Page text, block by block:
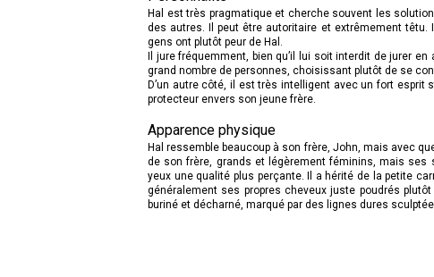
Hal est très pragmatique et cherche souvent les
des autres. Il peut être autoritaire et extrêmement
gens ont plutôt peur de Hal.
Il jure fréquemment, bien qu’il lui soit interdit de jurer
grand nombre de personnes, choisissant plutôt de se
D’un autre côté, il est très intelligent avec un fort
protecteur envers son jeune frère.
Apparence physique
Hal ressemble beaucoup à son frère, John, mais avec
de son frère, grands et légèrement féminins, mais
yeux une qualité plus perçante. Il a hérité de la petite
généralement ses propres cheveux juste poudrés
buriné et décharné, marqué par des lignes dures